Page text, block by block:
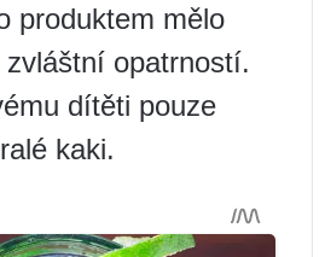
produktem mělo
opatrností.
dítěti pouze
kaki.